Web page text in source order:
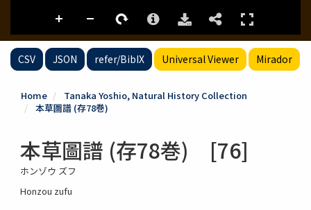
CSV JSON refer/BibIX Universal Viewer Mirador
Home
Tanaka Yoshio, Natural History Collection
本草圖譜 (存78巻)
本草圖譜 (存78巻) [76]
ホンゾウ ズフ
Honzou zufu